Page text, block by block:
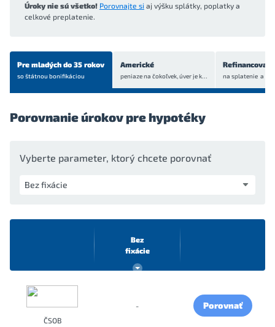
Úroky nie sú všetko! Porovnajte si aj výšku splátky, poplatky a
celkové preplatenie.
Pre mladých do 35 rokov
so štátnou bonifikáciou
Americké
peniaze na čokoľvek, úver jekrytý bytom alebo domom
Porovnanie úrokov pre hypotéky
Vyberte parameter, ktorý chcete porovnať
Bez
fixácie
ČSOB
- Porovnať